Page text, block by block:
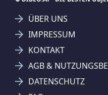
SUCHAGENT
AKTUELLEN
ÜBER UNS
IMPRESSUM
KONTAKT
AGB &
DATENSCHUTZ